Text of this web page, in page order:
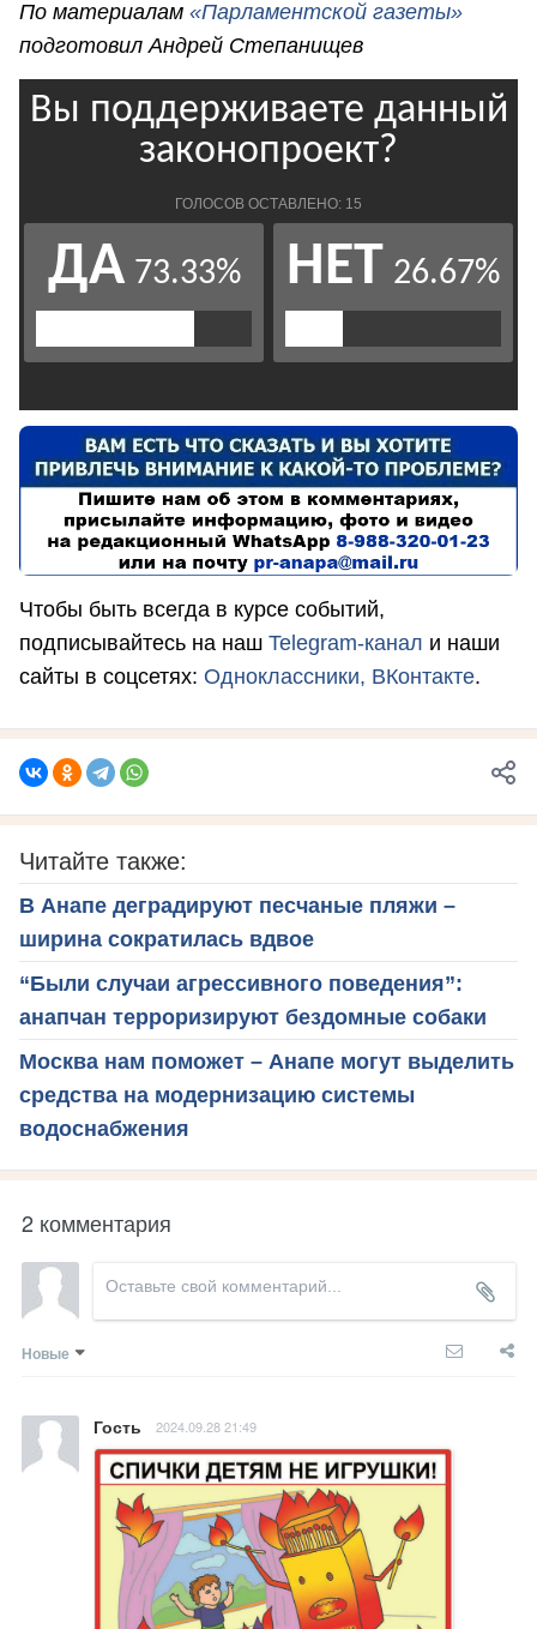
По материалам «Парламентской газеты»
подготовил Андрей Степанищев
Чтобы быть всегда в курсе событий,
подписывайтесь на наш Telegram-канал и наши
сайты в соцсетях: Одноклассники, ВКонтакте.
Читайте также:
В Анапе деградируют песчаные пляжи –
ширина сократилась вдвое
“Были случаи агрессивного поведения”:
анапчан терроризируют бездомные собаки
Москва нам поможет – Анапе могут выделить
средства на модернизацию системы
водоснабжения
2 комментария
Новые
Гость 2024.09.28 21:49